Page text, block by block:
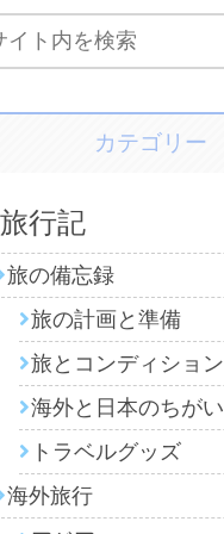
カテゴリー
旅行記
旅の備忘録
旅の計画と準備
旅とコンディション
海外と日本のちがい
トラベルグッズ
海外旅行